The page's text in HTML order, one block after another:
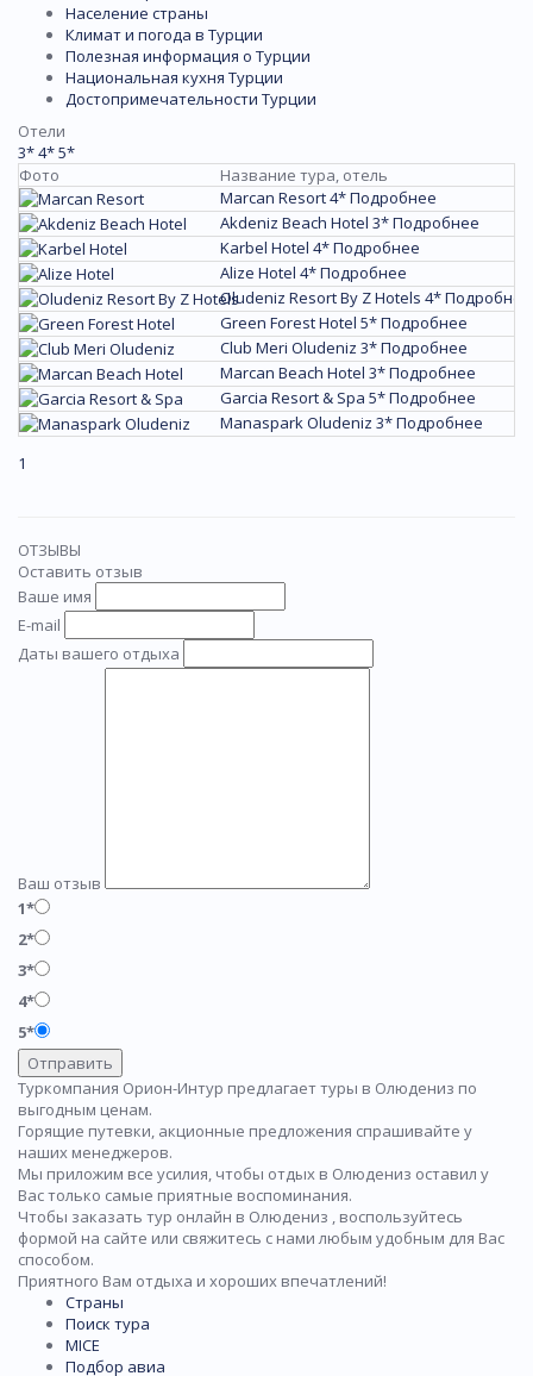
Население страны
Климат и погода в Турции
Полезная информация о Турции
Национальная кухня Турции
Достопримечательности Турции
Отели
3*4*5*
Фото
Название тура, отель
Marcan Resort 4*Подробнее
Akdeniz Beach Hotel 3*Подробнее
Karbel Hotel 4*Подробнее
Alize Hotel 4*Подробнее
Oludeniz Resort By Z Hotels 4*Подробнее
Green Forest Hotel 5*Подробнее
Club Meri Oludeniz 3*Подробнее
Marcan Beach Hotel 3*Подробнее
Garcia Resort & Spa 5*Подробнее
Manaspark Oludeniz 3*Подробнее
1
ОТЗЫВЫ
Оставить отзыв
Ваше имя
E-mail
Даты вашего отдыха
Ваш отзыв
1*
2*
3*
4*
5*
Отправить
Туркомпания Орион-Интур предлагает туры в Олюдениз по
выгодным ценам.
Горящие путевки, акционные предложения спрашивайте у
наших менеджеров.
Мы приложим все усилия, чтобы отдых в Олюдениз оставил у
Вас только самые приятные воспоминания.
Чтобы заказать тур онлайн в Олюдениз , воспользуйтесь
формой на сайте или свяжитесь с нами любым удобным для Вас
способом.
Приятного Вам отдыха и хороших впечатлений!
Страны
Поиск тура
MICE
Подбор авиа